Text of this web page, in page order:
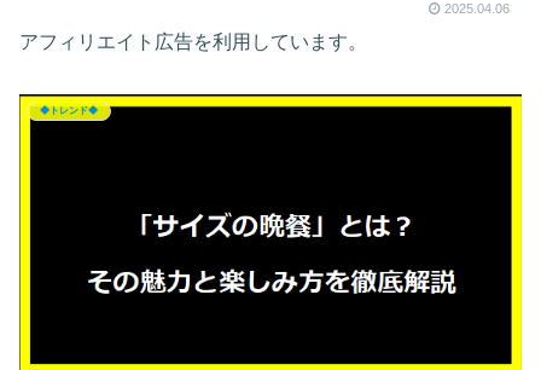
2025.04.06
アフィリエイト広告を利用しています。
◆トレンド◆